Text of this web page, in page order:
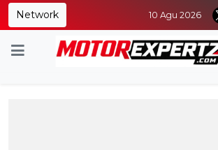
Network 10 Agu 2026